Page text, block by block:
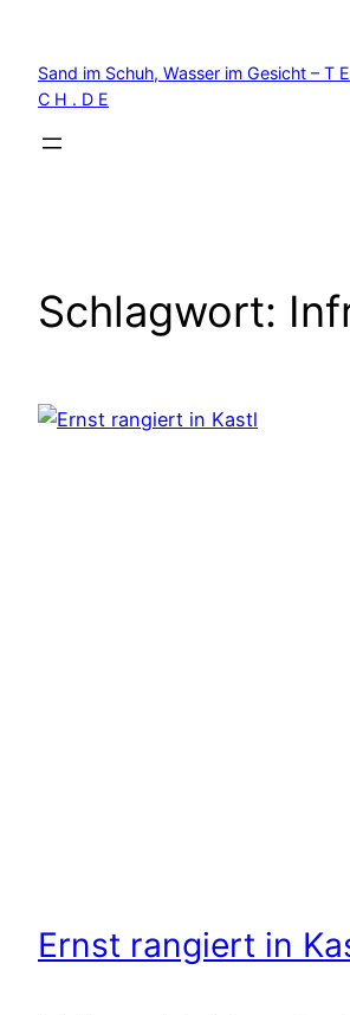
springen
Sand im Schuh, Wasser im Gesicht – T
C H . D E
Schlagwort:
Ernst rangiert in